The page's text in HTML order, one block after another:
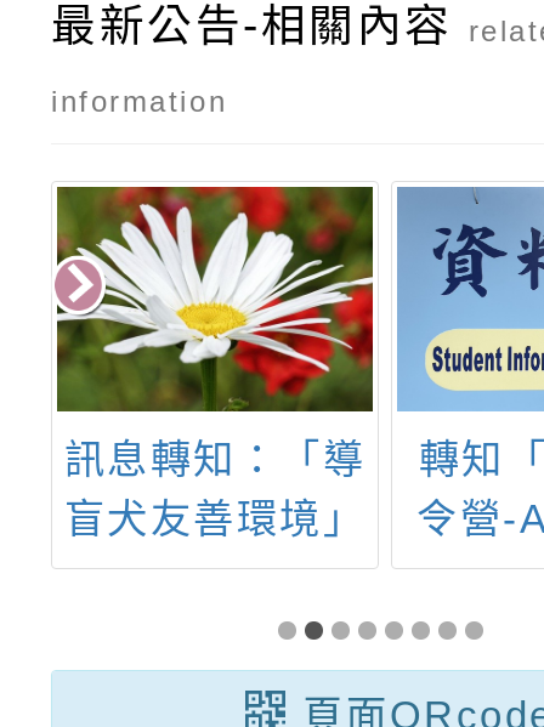
最新公告-相關內容
information
訊息轉知：「導
盲犬友善環境」
轉知
令營-
慧
頁面